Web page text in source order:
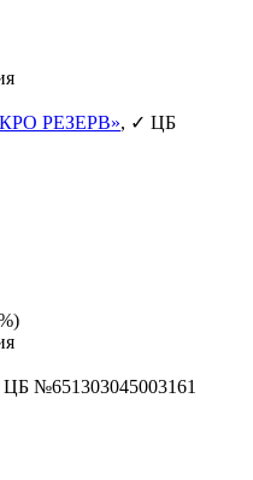
РЕЗЕРВ», ✓ ЦБ
№651303045003161